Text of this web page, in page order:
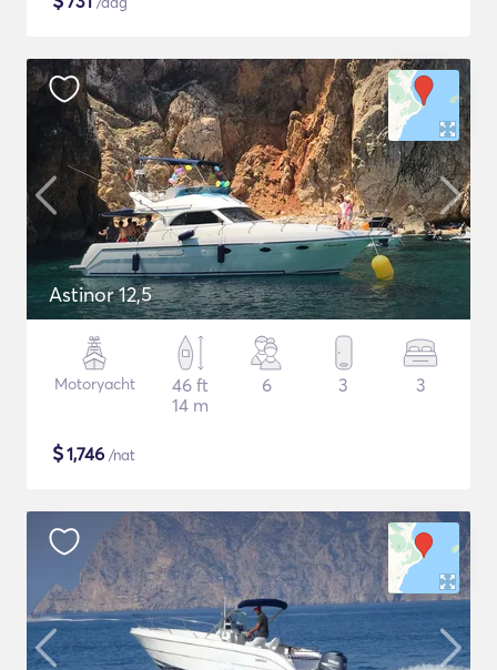
Astinor 12,5
Motoryacht
46 ft
14 m
6 3 3
$1,746 /nat